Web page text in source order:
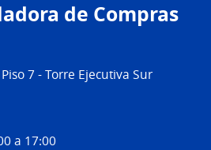
de Compras
7 - Torre Ejecutiva Sur
a 17:00